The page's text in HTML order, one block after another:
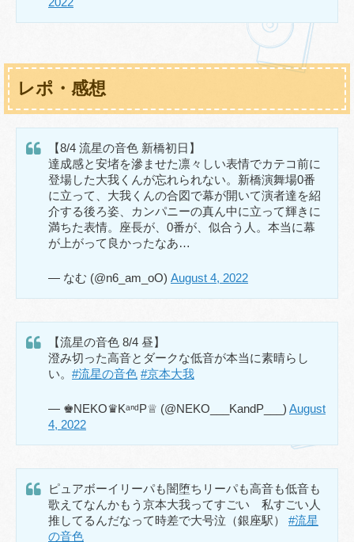
レポ・感想
【8/4 流星の音色 新橋初日】
達成感と安堵を滲ませた凛々しい表情でカテコ前に
登場した大我くんが忘れられない。新橋演舞場0番
に立って、大我くんの合図で幕が開いて演者達を紹
介する後ろ姿、カンパニーの真ん中に立って輝きに
満ちた表情。座長が、0番が、似合う人。本当に幕
が上がって良かったなあ…
— なむ (@n6_am_oO) August 4, 2022
【流星の音色 8/4 昼】
澄み切った高音とダークな低音が本当に素晴らし
い。 #流星の音色 #京本大我
— ♚NEKO♛KᵃⁿᵈP♕ (@NEKO___KandP___) August
4, 2022
ピュアボーイリーパも闇堕ちリーパも高音も低音も
歌えてなんかもう京本大我ってすごい 私すごい人
推してるんだなって時差で大号泣（銀座駅） #流星
の音色